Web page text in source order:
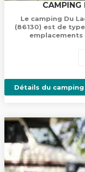
CAMPING
Le camping Du
(86130) est de
Détails du camping